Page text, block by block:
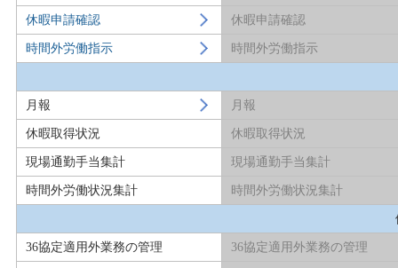
休暇申請確認 休暇申請確認
時間外労働指示 時間外労働指示
月報 月報
休暇取得状況 休暇取得状況
現場通勤手当集計 現場通勤手当集計
時間外労働状況集計 時間外労働状況集計
36協定適用外業務の管理 36協定適用外業務の管理